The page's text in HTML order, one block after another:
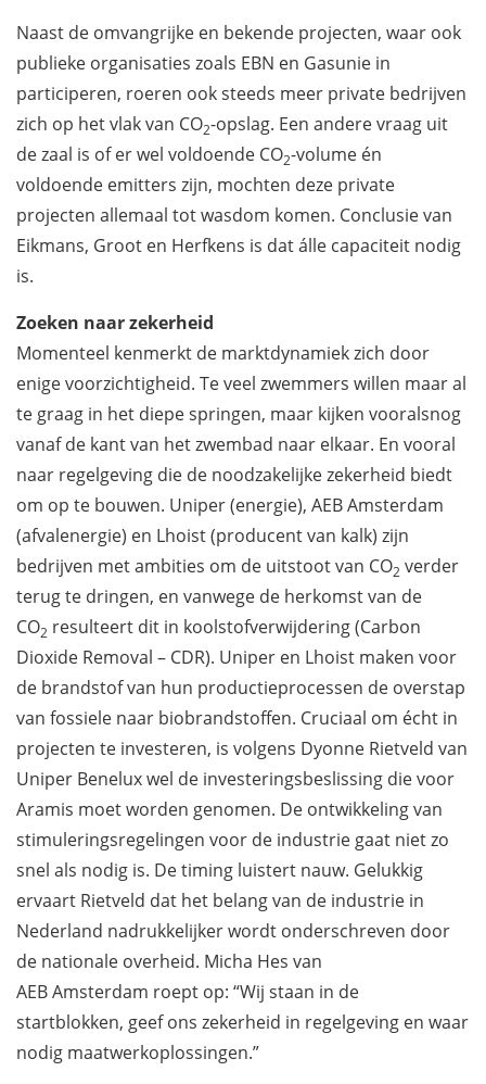
Naast de omvangrijke en bekende projecten, waar ook
publieke organisaties zoals EBN en Gasunie in
participeren, roeren ook steeds meer private bedrijven
zich op het vlak van CO2-opslag. Een andere vraag uit
de zaal is of er wel voldoende CO2-volume én
voldoende emitters zijn, mochten deze private
projecten allemaal tot wasdom komen. Conclusie van
Eikmans, Groot en Herfkens is dat álle capaciteit nodig
is.
Zoeken naar zekerheid
Momenteel kenmerkt de marktdynamiek zich door
enige voorzichtigheid. Te veel zwemmers willen maar al
te graag in het diepe springen, maar kijken vooralsnog
vanaf de kant van het zwembad naar elkaar. En vooral
naar regelgeving die de noodzakelijke zekerheid biedt
om op te bouwen. Uniper (energie), AEB Amsterdam
(afvalenergie) en Lhoist (producent van kalk) zijn
bedrijven met ambities om de uitstoot van CO2 verder
terug te dringen, en vanwege de herkomst van de
CO2 resulteert dit in koolstofverwijdering (Carbon
Dioxide Removal – CDR). Uniper en Lhoist maken voor
de brandstof van hun productieprocessen de overstap
van fossiele naar biobrandstoffen. Cruciaal om écht in
projecten te investeren, is volgens Dyonne Rietveld van
Uniper Benelux wel de investeringsbeslissing die voor
Aramis moet worden genomen. De ontwikkeling van
stimuleringsregelingen voor de industrie gaat niet zo
snel als nodig is. De timing luistert nauw. Gelukkig
ervaart Rietveld dat het belang van de industrie in
Nederland nadrukkelijker wordt onderschreven door
de nationale overheid. Micha Hes van
AEB Amsterdam roept op: “Wij staan in de
startblokken, geef ons zekerheid in regelgeving en waar
nodig maatwerkoplossingen.”